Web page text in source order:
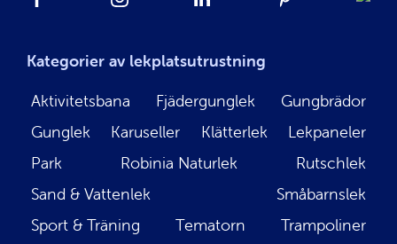
Kategorier av lekplatsutrustning
Aktivitetsbana
Fjädergunglek
Gungbrädor
Gunglek
Karuseller Klätterlek
Lekpaneler
Park
Robinia Naturlek
Rutschlek
Sand & Vattenlek
Småbarnslek
Sport & Träning
Tematorn
Trampoliner